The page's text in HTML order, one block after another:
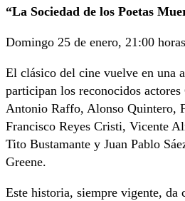
“La Sociedad de los Poetas
Domingo 25 de enero, 21:00
El clásico del cine vuelve en una
participan los reconocidos
Antonio Raffo, Alonso Quintero,
Francisco Reyes Cristi, Vicente
Tito Bustamante y Juan Pablo
Greene.
Este historia, siempre vigente, da